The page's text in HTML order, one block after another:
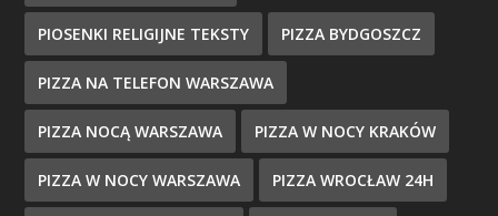
PIOSENKI RELIGIJNE TEKSTY PIZZA BYDGOSZCZ
PIZZA NA TELEFON WARSZAWA
PIZZA NOCĄ WARSZAWA PIZZA W NOCY KRAKÓW
PIZZA W NOCY WARSZAWA PIZZA WROCŁAW 24H